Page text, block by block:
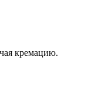
кремацию.